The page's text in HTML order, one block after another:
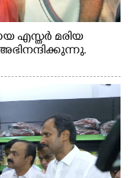
എസ്തർ മരിയ